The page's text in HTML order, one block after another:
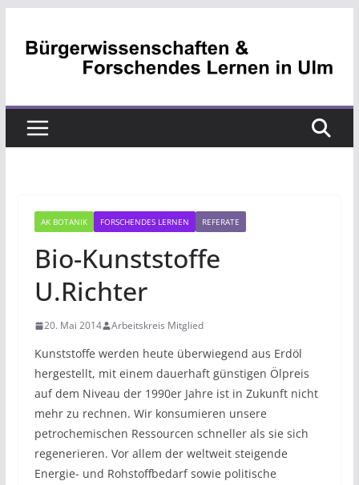
Inhalt
AK BOTANIK FORSCHENDES LERNEN REFERATE
Bio-Kunststoffe
U.Richter
20. Mai 2014 Arbeitskreis Mitglied
Kunststoffe werden heute überwiegend aus Erdöl
hergestellt, mit einem dauerhaft günstigen Ölpreis
auf dem Niveau der 1990er Jahre ist in Zukunft nicht
mehr zu rechnen. Wir konsumieren unsere
petrochemischen Ressourcen schneller als sie sich
regenerieren. Vor allem der weltweit steigende
Energie- und Rohstoffbedarf sowie politische